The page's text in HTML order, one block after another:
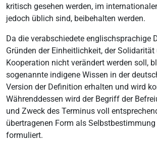
kritisch gesehen werden, im
jedoch üblich sind, beibehalten werden.
Da die verabschiedete englischsprachige
Gründen der Einheitlichkeit, der Solidarität
Kooperation nicht verändert werden soll,
sogenannte indigene Wissen in der
Version der Definition erhalten und wird
Währenddessen wird der Begriff der
und Zweck des Terminus voll
übertragenen Form als
formuliert.